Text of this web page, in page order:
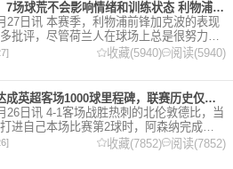
2加克波：7场球荒不会影响情绪和训练状态 利物浦如今已不容有失
27日讯 本赛季，利物浦前锋加克波的表现
批评，尽管荷兰人在球场上总是很努力。
体育采访时，他谈论了诸多话题。 关于球
前情况的看法 这是一个很好的问题。这个
收藏(5940) 阅读(5940)
2阿森纳达成英超客场1000球里程碑，联赛历史仅次于曼联的1063球
26日讯 4-1客场战胜热刺的北伦敦德比，当
进自己本场比赛第2球时，阿森纳完成了
的成就，枪手成为英超历史第2支在客场
球的球队，仅次于曼联的1063球。阿森纳
收藏(7852) 阅读(7852)